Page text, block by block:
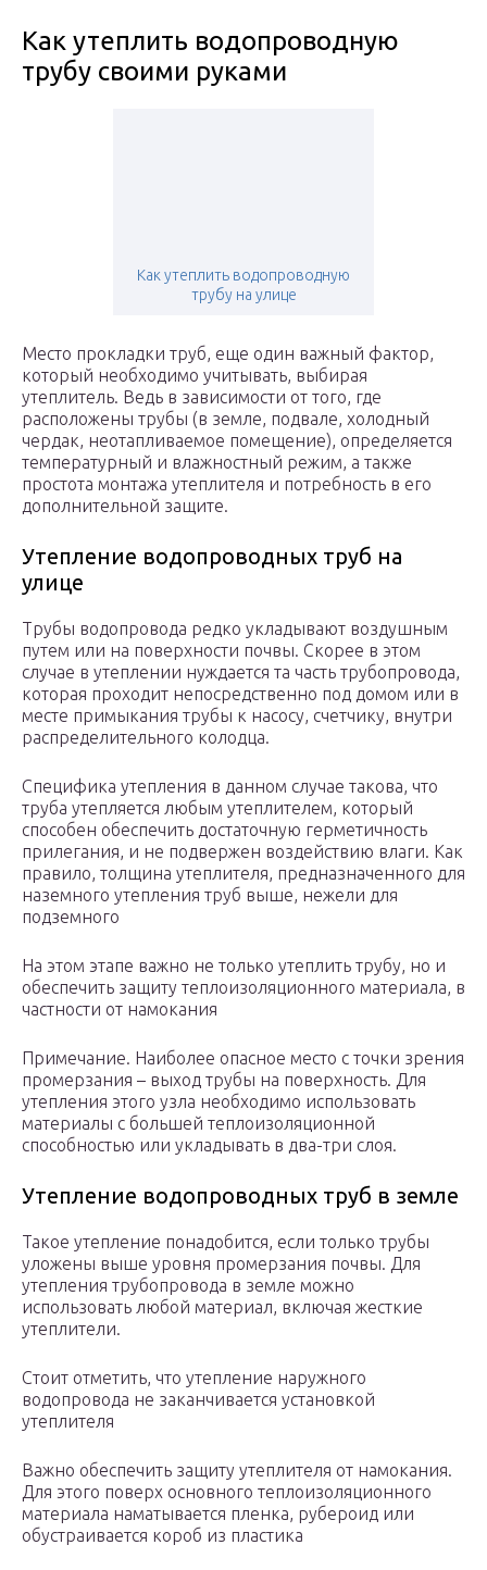
Как утеплить водопроводную
трубу своими руками
Как утеплить водопроводную
трубу на улице
Место прокладки труб, еще один важный фактор,
который необходимо учитывать, выбирая
утеплитель. Ведь в зависимости от того, где
расположены трубы (в земле, подвале, холодный
чердак, неотапливаемое помещение), определяется
температурный и влажностный режим, а также
простота монтажа утеплителя и потребность в его
дополнительной защите.
Утепление водопроводных труб на
улице
Трубы водопровода редко укладывают воздушным
путем или на поверхности почвы. Скорее в этом
случае в утеплении нуждается та часть трубопровода,
которая проходит непосредственно под домом или в
месте примыкания трубы к насосу, счетчику, внутри
распределительного колодца.
Специфика утепления в данном случае такова, что
труба утепляется любым утеплителем, который
способен обеспечить достаточную герметичность
прилегания, и не подвержен воздействию влаги. Как
правило, толщина утеплителя, предназначенного для
наземного утепления труб выше, нежели для
подземного
На этом этапе важно не только утеплить трубу, но и
обеспечить защиту теплоизоляционного материала, в
частности от намокания
Примечание. Наиболее опасное место с точки зрения
промерзания – выход трубы на поверхность. Для
утепления этого узла необходимо использовать
материалы с большей теплоизоляционной
способностью или укладывать в два-три слоя.
Утепление водопроводных труб в земле
Такое утепление понадобится, если только трубы
уложены выше уровня промерзания почвы. Для
утепления трубопровода в земле можно
использовать любой материал, включая жесткие
утеплители.
Стоит отметить, что утепление наружного
водопровода не заканчивается установкой
утеплителя
Важно обеспечить защиту утеплителя от намокания.
Для этого поверх основного теплоизоляционного
материала наматывается пленка, рубероид или
обустраивается короб из пластика